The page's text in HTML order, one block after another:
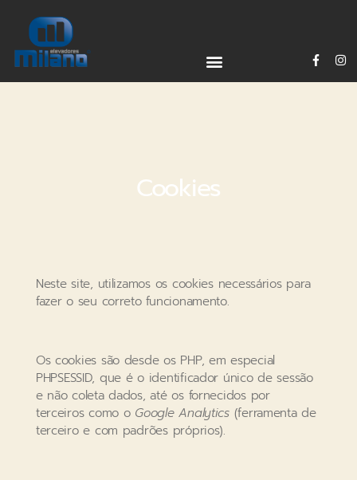
Cookies
Neste site, utilizamos os cookies necessários para
fazer o seu correto funcionamento.
Os cookies são desde os PHP, em especial
PHPSESSID, que é o identificador único de sessão
e não coleta dados, até os fornecidos por
terceiros como o Google Analytics(ferramenta de
terceiro e com padrões próprios).